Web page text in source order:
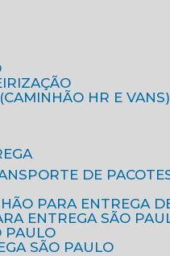
HR E VANS)
DE
PARA ENTREGA
ENTREGA SÃO
PAULO
SÃO PAULO